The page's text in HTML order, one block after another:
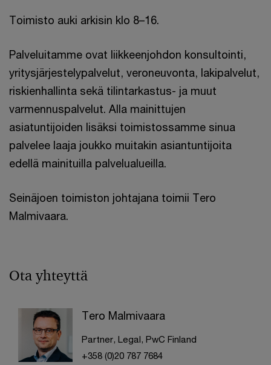
Toimisto auki arkisin klo 8–16.
Palveluitamme ovat liikkeenjohdon konsultointi,
yritysjärjestelypalvelut, veroneuvonta, lakipalvelut,
riskienhallinta sekä tilintarkastus- ja muut
varmennuspalvelut. Alla mainittujen
asiatuntijoiden lisäksi toimistossamme sinua
palvelee laaja joukko muitakin asiantuntijoita
edellä mainituilla palvelualueilla.
Seinäjoen toimiston johtajana toimii Tero
Malmivaara.
Ota yhteyttä
Tero Malmivaara
Partner, Legal, PwC Finland
+358 (0)20 787 7684